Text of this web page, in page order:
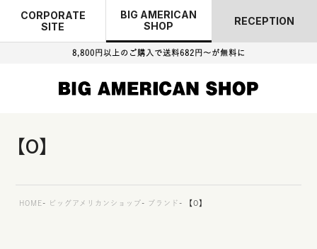
CORPORATE
SITE
BIG AMERICAN
SHOP
RECEPTION
8,800円以上のご購入で送料682円～が無料に
【O】
HOME ビッグアメリカンショップ ブランド 【O】